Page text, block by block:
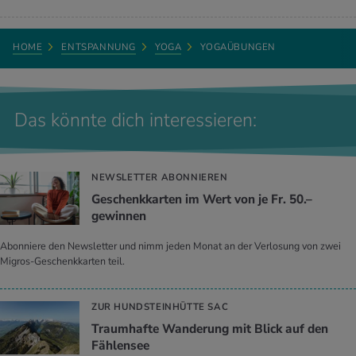
HOME ENTSPANNUNG YOGA YOGAÜBUNGEN
Das könnte dich interessieren:
NEWSLETTER ABONNIEREN
Geschenkkarten im Wert von je Fr. 50.–
gewinnen
Abonniere den Newsletter und nimm jeden Monat an der Verlosung von zwei
Migros-Geschenkkarten teil.
ZUR HUNDSTEINHÜTTE SAC
Traumhafte Wanderung mit Blick auf den
Fählensee